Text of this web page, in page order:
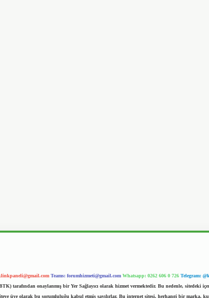
Teams: forumhizmeti@gmail.com Whatsapp: 0262 606 0 726 Telegram:
tarafından onaylanmış bir Yer Sağlayıcı olarak hizmet vermektedir. Bu nedenle, sitedeki
üye olarak bu sorumluluğu kabul etmiş sayılırlar. Bu internet sitesi, herhangi bir marka,